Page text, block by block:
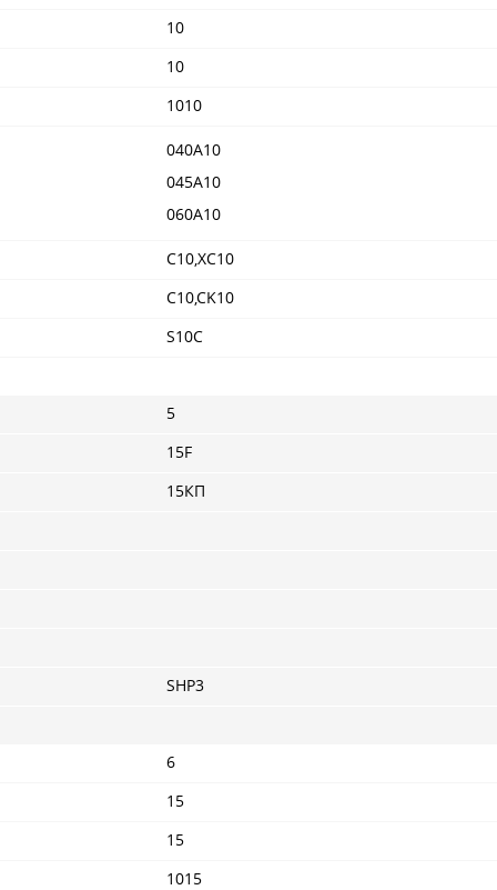
10
10
1010
040A10
045A10
060A10
C10,XC10
C10,CK10
S10C
5
15F
15КП
SHP3
6
15
15
1015